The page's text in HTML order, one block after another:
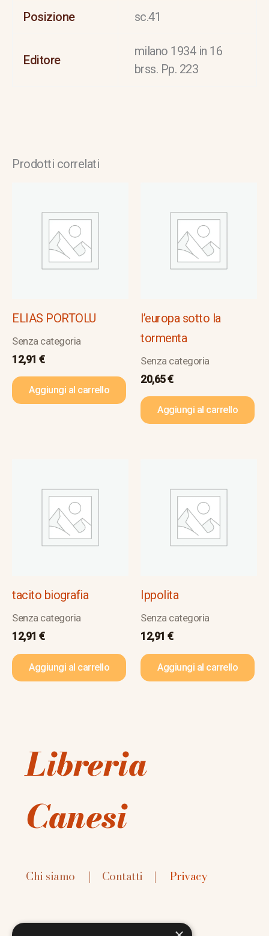
Posizione sc.41
Editore
milano 1934 in 16
brss. Pp. 223
Prodotti correlati
ELIAS PORTOLU
Senza categoria
12,91 €
Aggiungi al carrello
l’europa sotto la
tormenta
Senza categoria
20,65€
Aggiungi al carrello
tacito biografia
Senza categoria
12,91 €
Aggiungi al carrello
Ippolita
Senza categoria
12,91 €
Aggiungi al carrello
Libreria
Canesi
Chi siamo | Contatti | Privacy